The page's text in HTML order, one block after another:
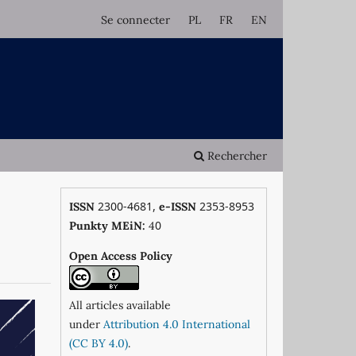
Rechercher
Se connecter PL FR EN
ISSN 2300-4681, e-ISSN 2353-8953
Punkty MEiN: 40
Open Access Policy
All articles available
under Attribution 4.0 International
(CC BY 4.0).